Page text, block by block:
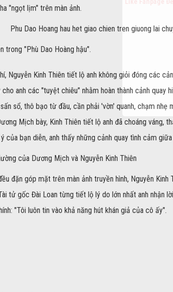
"ngọt lịm" trên màn ảnh.
trong "Phù Dao Hoàng hậu".
Nguyễn Kinh Thiên tiết lộ anh không giỏi đóng các
anh các "tuyệt chiêu" nhằm hoàn thành cảnh quay
sấn sổ, thô bạo từ đầu, cần phải 'vờn' quanh, chạm
Mịch bày, Kinh Thiên tiết lộ anh đã choáng váng,
của bạn diễn, anh thấy những cảnh quay tình cảm
của Dương Mịch và Nguyễn Kinh Thiên
đặn góp mặt trên màn ảnh truyền hình, Nguyễn
tử gốc Đài Loan từng tiết lộ lý do lớn nhất anh nhận
"Tôi luôn tin vào khả năng hút khán giả của cô ấy".